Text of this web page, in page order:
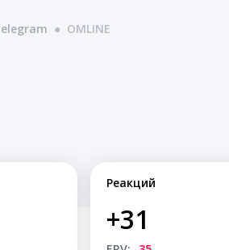
● OMLINE
Реакций
+31